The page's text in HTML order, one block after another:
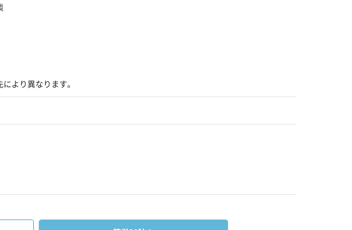
より異なります。